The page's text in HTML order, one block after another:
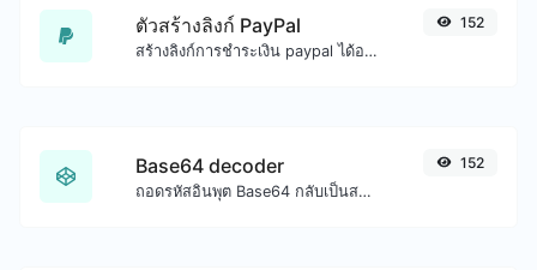
ตัวสร้างลิงก์ PayPal
สร้างลิงก์การชำระเงิน paypal ได้อย่างง่ายดาย
152
Base64 decoder
ถอดรหัสอินพุต Base64 กลับเป็นสตริง
152